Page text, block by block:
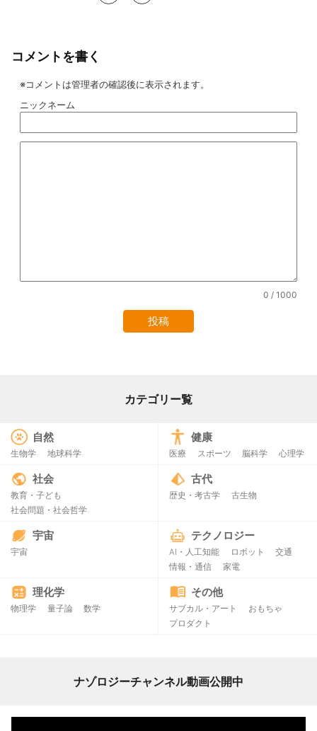
コメントを書く
※コメントは管理者の確認後に表示されます。
ニックネーム
0 / 1000
カテゴリー覧
自然
生物学 地球科学
健康
医療 スポーツ 脳科学 心理学
社会
教育・子ども
社会問題・社会哲学
古代
歴史・考古学 古生物
宇宙
宇宙
テクノロジー
AI・人工知能 ロボット
交通
情報・通信
家電
理化学
物理学 量子論 数学
その他
サブカル・アート
おもちゃ
プロダクト
ナゾロジーチャンネル動画公開中